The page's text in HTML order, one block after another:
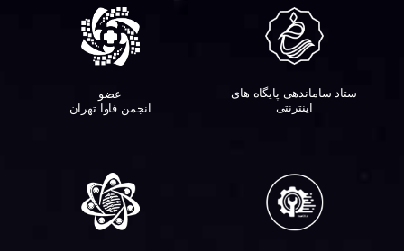
ستاد ساماندهی پایگاه های
اینترنتی
عضو
انجمن فاوا تهران